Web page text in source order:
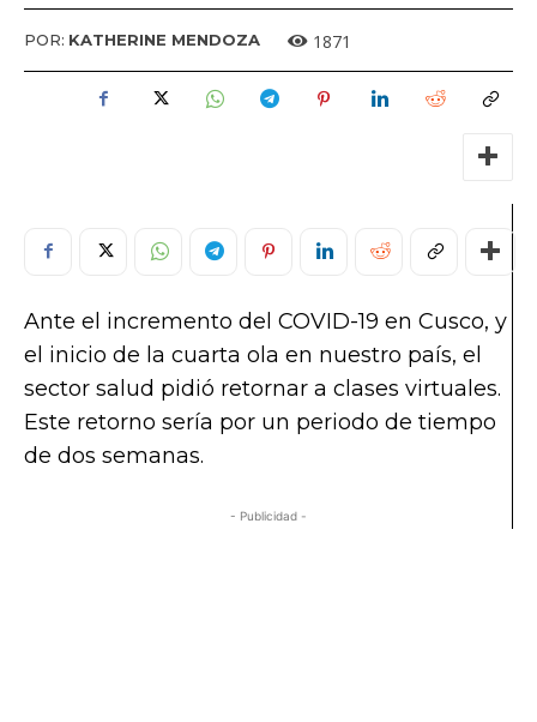
POR: KATHERINE MENDOZA 1871
Ante el incremento del COVID-19 en Cusco, y
el inicio de la cuarta ola en nuestro país, el
sector salud pidió retornar a clases virtuales.
Este retorno sería por un periodo de tiempo
de dos semanas.
- Publicidad -